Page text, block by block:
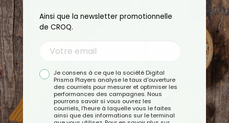
Ainsi que la newsletter promotionnelle
de CROQ.
Je consens à ce que la société Digital
Prisma Players analyse le taux d'ouverture
des courriels pour mesurer et optimiser les
performances des campagnes. Nous
pourrons savoir si vous ouvrez les
courriels, l'heure à laquelle vous le faites
ainsi que des informations sur le terminal